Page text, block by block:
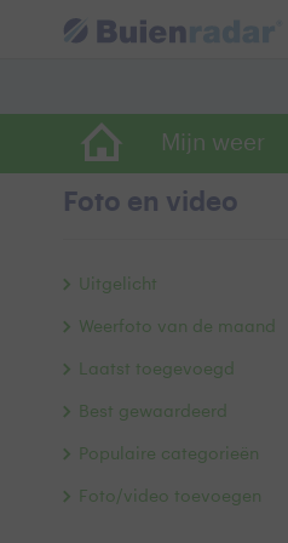
Mijn weer
Foto en video
Uitgelicht
Weerfoto van de maand
Laatst toegevoegd
Best gewaardeerd
Populaire categorieën
Foto/video toevoegen